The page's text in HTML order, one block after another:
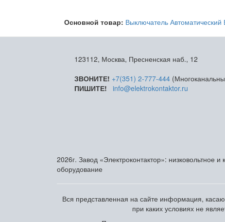
Основной товар: Выключатель
123112, Москва, Пресненская наб., 12
ЗВОНИТЕ! +7(351) 2-777-444
ПИШИТЕ!
info@elektrokontaktor.ru
2026г. Завод «Электроконтактор»: низковольтное и
оборудование
Вся представленная на сайте информация,
при каких условиях не